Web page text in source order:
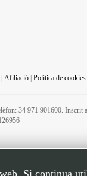
Afiliació| Política de cookies
34 971 901600. Inscrit
Si continua